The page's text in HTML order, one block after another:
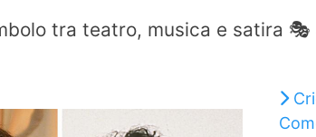
tra teatro, musica e satira